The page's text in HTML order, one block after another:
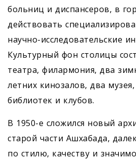
больниц и диспансеров, в
действовать
научно-исследовательские
Культурный фон столицы
театра, филармония, два
летних кинозалов, два
библиотек и клубов.
В 1950-е сложился новый
старой части Ашхабада,
по стилю, качеству и